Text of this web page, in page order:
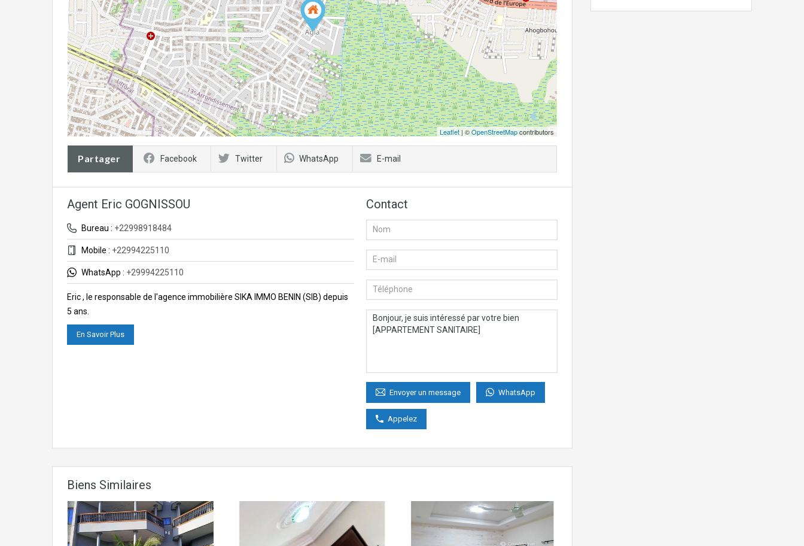
Leaflet| ©OpenStreetMapcontributors
Partager Facebook Twitter WhatsApp E-mail
Agent Eric GOGNISSOU
Bureau : +22998918484
Mobile : +22994225110
WhatsApp : +29994225110
Eric , le responsable de l'agence immobilière SIKA IMMO BENIN (SIB) depuis
5 ans.
En Savoir Plus
Contact
Envoyer un message WhatsApp
Appelez
Biens Similaires